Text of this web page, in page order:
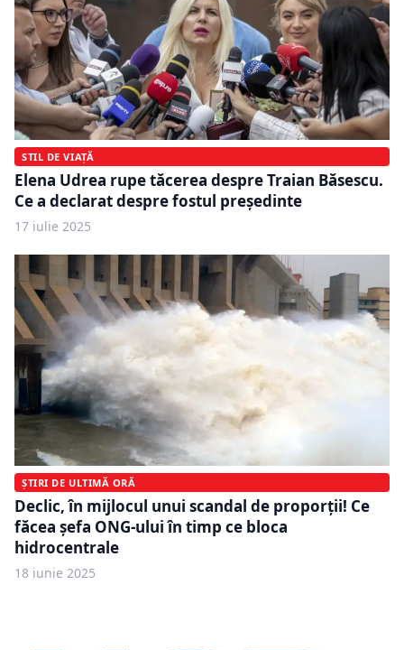
STIL DE VIAȚĂ
Elena Udrea rupe tăcerea despre Traian Băsescu.
Ce a declarat despre fostul președinte
17 iulie 2025
ȘTIRI DE ULTIMĂ ORĂ
Declic, în mijlocul unui scandal de proporții! Ce
făcea șefa ONG-ului în timp ce bloca
hidrocentrale
18 iunie 2025